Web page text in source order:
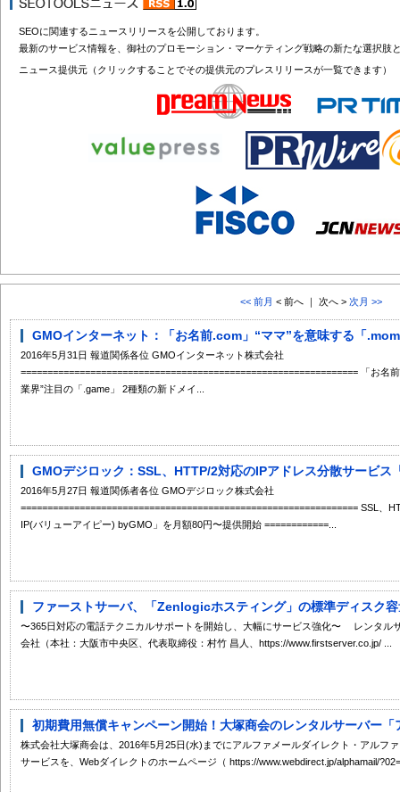
SEOに関連するニュースリリースを公開しております。
最新のサービス情報を、御社のプロモーション・マーケティング戦略の新たな選択肢
ニュース提供元（クリックすることでその提供元のプレスリリースが一覧できます）
<< 前月 < 前へ ｜ 次へ > 次月 >>
GMOインターネット：「お名前.com」“ママ”を意味する「
2016年5月31日 報道関係各位 GMOインターネット株式会社
=============================================================== 「お
業界”注目の「.game」 2種類の新ドメイ...
GMOデジロック：SSL、HTTP/2対応のIPアドレス分散サービ
2016年5月27日 報道関係者各位 GMOデジロック株式会社
=============================================================== SSL
IP(バリューアイピー) byGMO」を月額80円〜提供開始 ============...
ファーストサーバ、「Zenlogicホスティング」の標準ディスク
〜365日対応の電話テクニカルサポートを開始し、大幅にサービス強化〜 レンタル
会社（本社：大阪市中央区、代表取締役：村竹 昌人、https://www.firstserver.co.jp/ ...
初期費用無償キャンペーン開始！大塚商会のレンタルサーバー「
株式会社大塚商会は、2016年5月25日(水)までにアルファメールダイレクト・アルフ
サービスを、Webダイレクトのホームページ（ https://www.webdirect.jp/alphamail/